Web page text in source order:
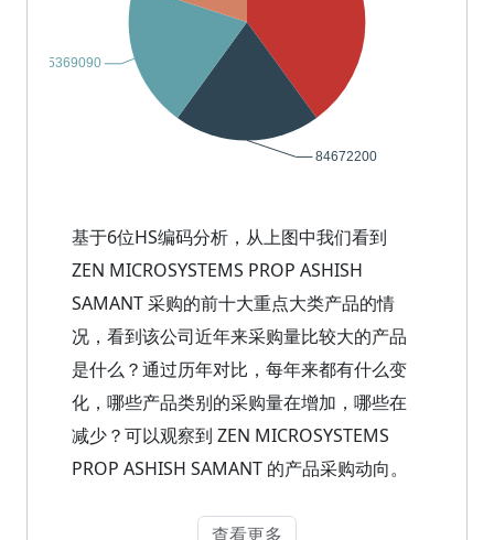
基于6位HS编码分析，从上图中我们看到
ZEN MICROSYSTEMS PROP ASHISH
SAMANT 采购的前十大重点大类产品的情
况，看到该公司近年来采购量比较大的产品
是什么？通过历年对比，每年来都有什么变
化，哪些产品类别的采购量在增加，哪些在
减少？可以观察到 ZEN MICROSYSTEMS
PROP ASHISH SAMANT 的产品采购动向。
查看更多